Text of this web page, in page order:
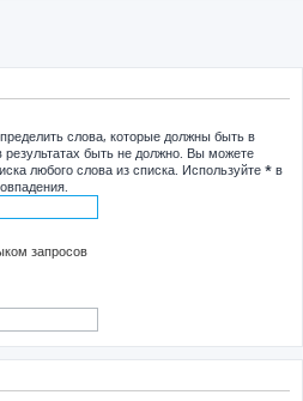
слова, которые должны быть в
результатах быть не должно. Вы можете
любого слова из списка. Используйте * в
запросов